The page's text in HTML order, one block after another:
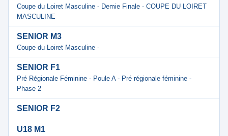
Coupe du Loiret Masculine - Demie Finale - COUPE DU LOIRET
MASCULINE
SENIOR M3
Coupe du Loiret Masculine -
SENIOR F1
Pré Régionale Féminine - Poule A - Pré régionale féminine -
Phase 2
SENIOR F2
U18 M1